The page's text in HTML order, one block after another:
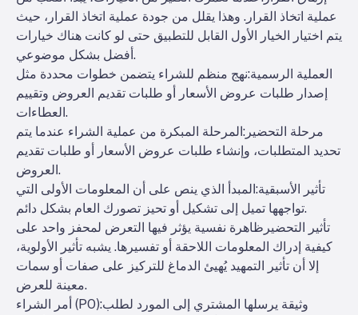
عملية اتخاذ القرار. وهذا يقلل من جودة عملية اتخاذ القرار، حيث
يتم اختيار الخيار الأول القابل للتطبيق حتى لو كانت هناك خيارات
أفضل بشكل موضوعي.
العملية الرسمية:نهج منظم للشراء يتضمن خطوات محددة مثل
إصدار طلبات عروض الأسعار أو طلبات تقديم العروض وتقييم
العطاءات.
مرحلة التحضير :المرحلة المبكرة من عملية الشراء عندما يتم
تحديد المتطلبات، وإنشاء طلبات عروض الأسعار أو طلبات تقديم
العروض.
تأثير الأسبقية:المبدأ الذي ينص على أن المعلومات الأولى التي
تواجهها تميل إلى تشكيل أو تحيز تصورك العام بشكل دائم.
تأثير التحضير ظاهرة نفسية يؤثر فيها التعرض لمحفز واحد على
كيفية إدراك المعلومات اللاحقة أو تفسيرها. يشبه تأثير الأولوية،
إلا أن تأثير التمهيد يُهيئ الدماغ للتركيز على صفات أو سمات
معينة للعرض.
أمر الشراء (PO):وثيقة يرسلها المشتري إلى المورد لطلب